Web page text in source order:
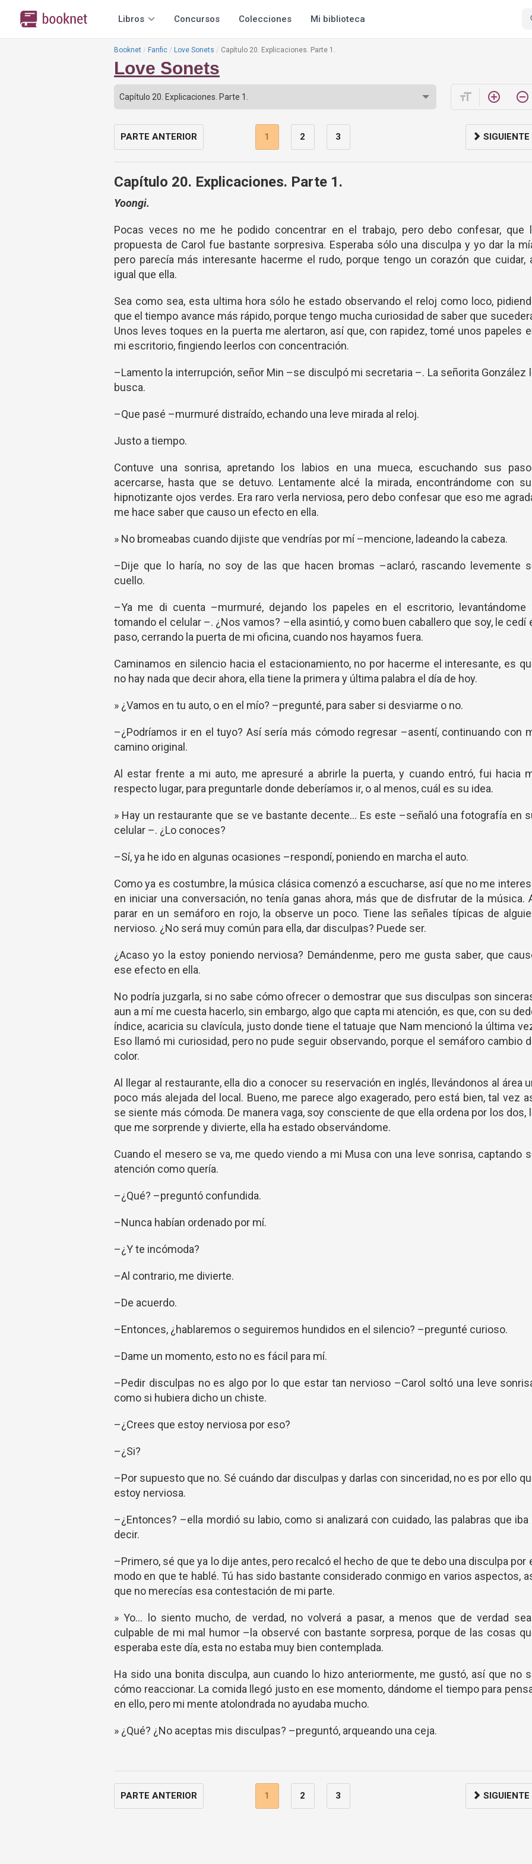
Libros Concursos Colecciones Mi biblioteca
Booknet Fanfic Love Sonets Capítulo 20. Explicaciones. Parte 1.
Love Sonets
format_size add_circle_outline remove_circle_outline
PARTE ANTERIOR 1 2 3 SIGUIENTE
Capítulo 20. Explicaciones. Parte 1.
Yoongi.
Pocas veces no me he podido concentrar en el trabajo, pero debo confesar, que
propuesta de Carol fue bastante sorpresiva. Esperaba sólo una disculpa y yo dar la
pero parecía más interesante hacerme el rudo, porque tengo un corazón que cuidar,
igual que ella.
Sea como sea, esta ultima hora sólo he estado observando el reloj como loco,
que el tiempo avance más rápido, porque tengo mucha curiosidad de saber que
Unos leves toques en la puerta me alertaron, así que, con rapidez, tomé unos papeles
mi escritorio, fingiendo leerlos con concentración.
–Lamento la interrupción, señor Min –se disculpó mi secretaria –. La señorita González
busca.
–Que pasé –murmuré distraído, echando una leve mirada al reloj.
Justo a tiempo.
Contuve una sonrisa, apretando los labios en una mueca, escuchando sus
acercarse, hasta que se detuvo. Lentamente alcé la mirada, encontrándome con
hipnotizante ojos verdes. Era raro verla nerviosa, pero debo confesar que eso me
me hace saber que causo un efecto en ella.
» No bromeabas cuando dijiste que vendrías por mí –mencione, ladeando la cabeza.
–Dije que lo haría, no soy de las que hacen bromas –aclaró, rascando levemente
cuello.
–Ya me di cuenta –murmuré, dejando los papeles en el escritorio, levantándome
tomando el celular –. ¿Nos vamos? –ella asintió, y como buen caballero que soy, le cedí
paso, cerrando la puerta de mi oficina, cuando nos hayamos fuera.
Caminamos en silencio hacia el estacionamiento, no por hacerme el interesante, es
no hay nada que decir ahora, ella tiene la primera y última palabra el día de hoy.
» ¿Vamos en tu auto, o en el mío? –pregunté, para saber si desviarme o no.
–¿Podríamos ir en el tuyo? Así sería más cómodo regresar –asentí, continuando con
camino original.
Al estar frente a mi auto, me apresuré a abrirle la puerta, y cuando entró, fui hacia
respecto lugar, para preguntarle donde deberíamos ir, o al menos, cuál es su idea.
» Hay un restaurante que se ve bastante decente… Es este –señaló una fotografía en
celular –. ¿Lo conoces?
–Sí, ya he ido en algunas ocasiones –respondí, poniendo en marcha el auto.
Como ya es costumbre, la música clásica comenzó a escucharse, así que no me
en iniciar una conversación, no tenía ganas ahora, más que de disfrutar de la música.
parar en un semáforo en rojo, la observe un poco. Tiene las señales típicas de
nervioso. ¿No será muy común para ella, dar disculpas? Puede ser.
¿Acaso yo la estoy poniendo nerviosa? Demándenme, pero me gusta saber, que
ese efecto en ella.
No podría juzgarla, si no sabe cómo ofrecer o demostrar que sus disculpas son
aun a mí me cuesta hacerlo, sin embargo, algo que capta mi atención, es que, con su
índice, acaricia su clavícula, justo donde tiene el tatuaje que Nam mencionó la última
Eso llamó mi curiosidad, pero no pude seguir observando, porque el semáforo cambio
color.
Al llegar al restaurante, ella dio a conocer su reservación en inglés, llevándonos al área
poco más alejada del local. Bueno, me parece algo exagerado, pero está bien, tal vez
se siente más cómoda. De manera vaga, soy consciente de que ella ordena por los dos,
que me sorprende y divierte, ella ha estado observándome.
Cuando el mesero se va, me quedo viendo a mi Musa con una leve sonrisa, captando
atención como quería.
–¿Qué? –preguntó confundida.
–Nunca habían ordenado por mí.
–¿Y te incómoda?
–Al contrario, me divierte.
–De acuerdo.
–Entonces, ¿hablaremos o seguiremos hundidos en el silencio? –pregunté curioso.
–Dame un momento, esto no es fácil para mí.
–Pedir disculpas no es algo por lo que estar tan nervioso –Carol soltó una leve
como si hubiera dicho un chiste.
–¿Crees que estoy nerviosa por eso?
–¿Si?
–Por supuesto que no. Sé cuándo dar disculpas y darlas con sinceridad, no es por ello
estoy nerviosa.
–¿Entonces? –ella mordió su labio, como si analizará con cuidado, las palabras que iba
decir.
–Primero, sé que ya lo dije antes, pero recalcó el hecho de que te debo una disculpa por
modo en que te hablé. Tú has sido bastante considerado conmigo en varios aspectos,
que no merecías esa contestación de mi parte.
» Yo… lo siento mucho, de verdad, no volverá a pasar, a menos que de verdad
culpable de mi mal humor –la observé con bastante sorpresa, porque de las cosas
esperaba este día, esta no estaba muy bien contemplada.
Ha sido una bonita disculpa, aun cuando lo hizo anteriormente, me gustó, así que no
cómo reaccionar. La comida llegó justo en ese momento, dándome el tiempo para
en ello, pero mi mente atolondrada no ayudaba mucho.
» ¿Qué? ¿No aceptas mis disculpas? –preguntó, arqueando una ceja.
PARTE ANTERIOR 1 2 3 SIGUIENTE